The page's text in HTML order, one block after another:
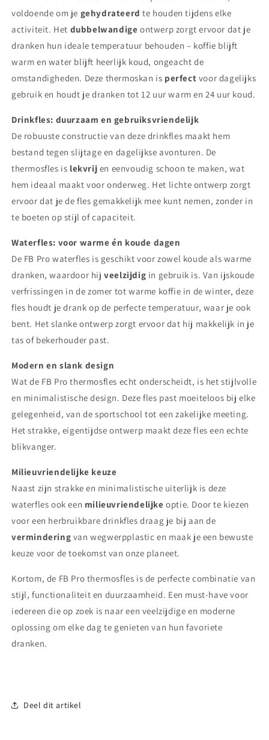
voldoende om je gehydrateerdte houden tijdens elke
activiteit. Het dubbelwandigeontwerp zorgt ervoor dat je
dranken hun ideale temperatuur behouden – koffie blijft
warm en water blijft heerlijk koud, ongeacht de
omstandigheden. Deze thermoskan is perfect voor dagelijks
gebruik en houdt je dranken tot 12 uur warm en 24 uur koud.
Drinkfles: duurzaam en gebruiksvriendelijk
De robuuste constructie van deze drinkfles maakt hem
bestand tegen slijtage en dagelijkse avonturen. De
thermosfles is lekvrij en eenvoudig schoon te maken, wat
hem ideaal maakt voor onderweg. Het lichte ontwerp zorgt
ervoor dat je de fles gemakkelijk mee kunt nemen, zonder in
te boeten op stijl of capaciteit.
Waterfles: voor warme én koude dagen
De FB Pro waterfles is geschikt voor zowel koude als warme
dranken, waardoor hijveelzijdig in gebruik is. Van ijskoude
verfrissingen in de zomer tot warme koffie in de winter, deze
fles houdt je drank op de perfecte temperatuur, waar je ook
bent. Het slanke ontwerp zorgt ervoor dat hij makkelijk in je
tas of bekerhouder past.
Modern en slank design
Wat de FB Pro thermosfles echt onderscheidt, is het stijlvolle
en minimalistische design. Deze fles past moeiteloos bij elke
gelegenheid, van de sportschool tot een zakelijke meeting.
Het strakke, eigentijdse ontwerp maakt deze fles een echte
blikvanger.
Milieuvriendelijke keuze
Naast zijn strakke en minimalistische uiterlijk is deze
waterfles ook een milieuvriendelijkeoptie. Door te kiezen
voor een herbruikbare drinkfles draag je bij aan de
vermindering van wegwerpplastic en maak je een bewuste
keuze voor de toekomst van onze planeet.
Kortom, de FB Pro thermosfles is de perfecte combinatie van
stijl, functionaliteit en duurzaamheid. Een must-have voor
iedereen die op zoek is naar een veelzijdige en moderne
oplossing om elke dag te genieten van hun favoriete
dranken.
Deel dit artikel